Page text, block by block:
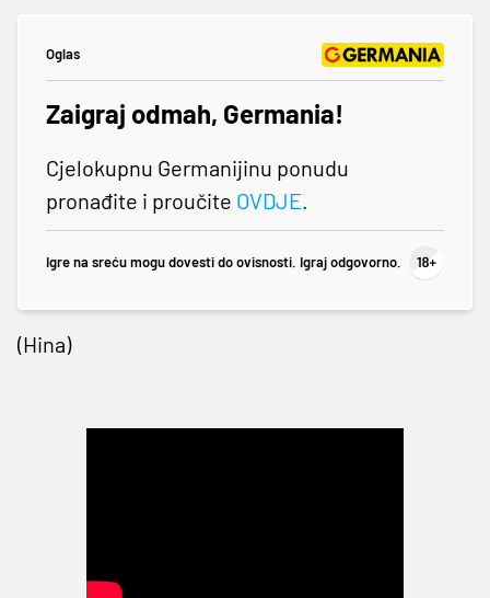
Oglas
Zaigraj odmah, Germania!
Cjelokupnu Germanijinu ponudu
pronađite i proučite OVDJE.
Igre na sreću mogu dovesti do ovisnosti. Igraj odgovorno.
(Hina)